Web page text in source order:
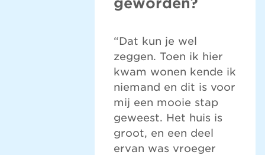
“Dat kun je wel
zeggen. Toen ik hier
kwam wonen kende ik
niemand en dit is voor
mij een mooie stap
geweest. Het huis is
groot, en een deel
ervan was vroeger